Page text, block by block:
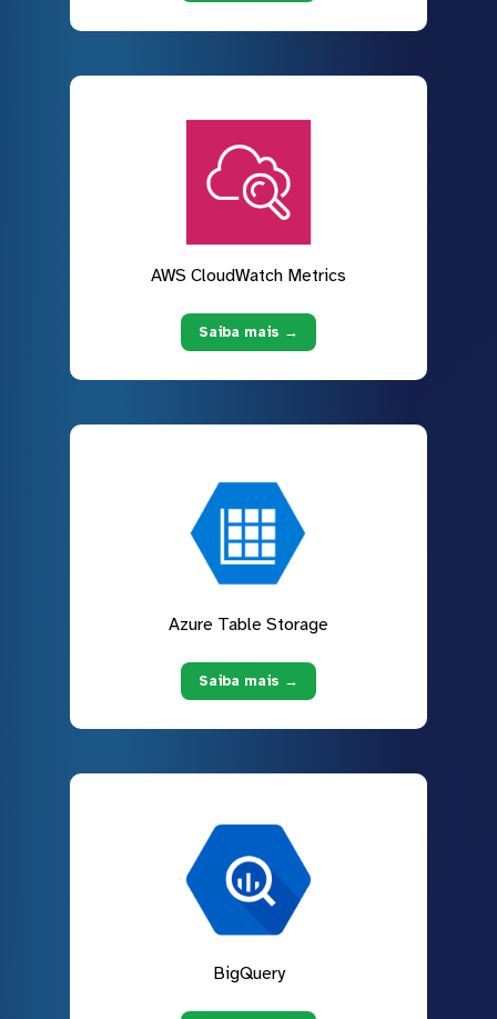
AWS CloudWatch Metrics
Saiba mais →
Azure Table Storage
Saiba mais →
BigQuery